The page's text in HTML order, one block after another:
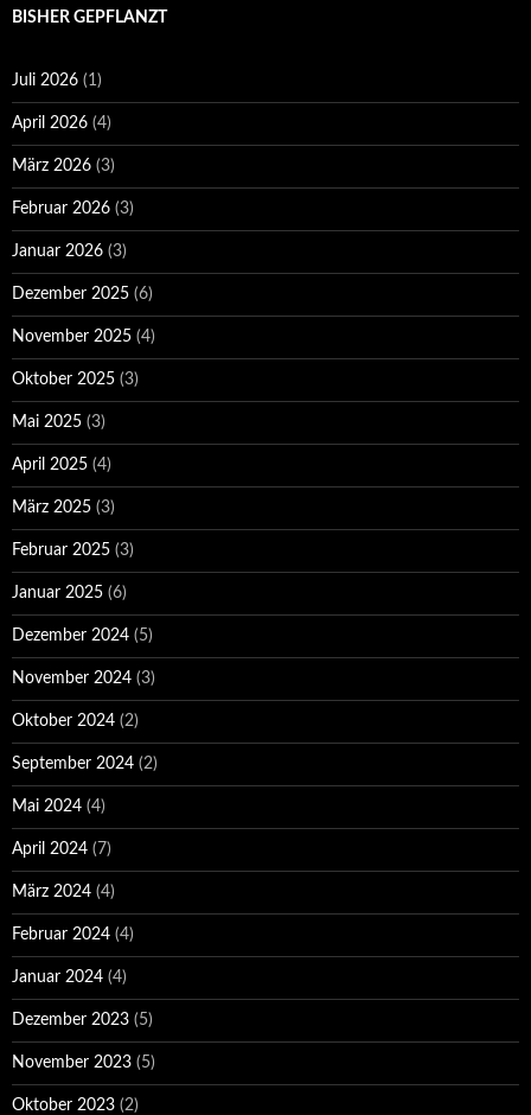
BISHER GEPFLANZT
Juli 2026 (1)
April 2026 (4)
März 2026 (3)
Februar 2026 (3)
Januar 2026 (3)
Dezember 2025 (6)
November 2025 (4)
Oktober 2025 (3)
Mai 2025 (3)
April 2025 (4)
März 2025 (3)
Februar 2025 (3)
Januar 2025 (6)
Dezember 2024 (5)
November 2024 (3)
Oktober 2024 (2)
September 2024 (2)
Mai 2024 (4)
April 2024 (7)
März 2024 (4)
Februar 2024 (4)
Januar 2024 (4)
Dezember 2023 (5)
November 2023 (5)
Oktober 2023 (2)